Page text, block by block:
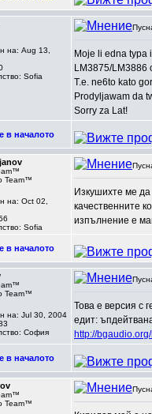
на: Aug 13,
Sofia
Moje li edna typa
LM3875/LM3886
T.e. ne6to kato
Prodyljawam da
Sorry za Lat!
в началото
на: Oct 02,
Sofia
Изкушихте ме
качественните
изпълнение е
в началото
на: Jul 30, 2004
София
Това е версия с
едит:
http://
в началото